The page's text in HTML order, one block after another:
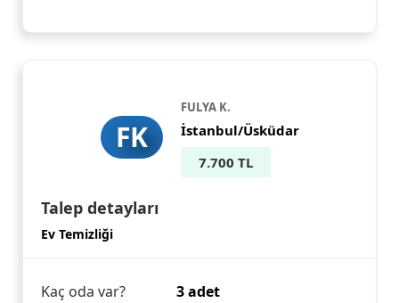
FK
FULYA K.
İstanbul/Üsküdar
7.700 TL
Talep detayları
Ev Temizliği
Kaç oda var?
3 adet